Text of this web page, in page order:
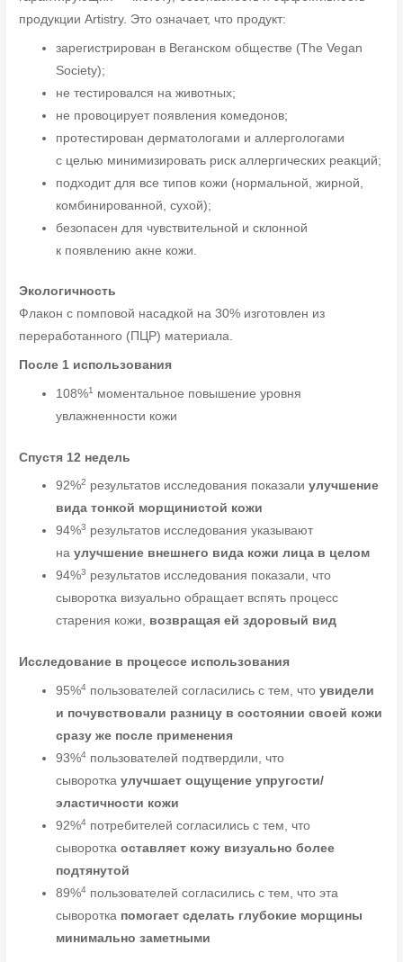
продукции Artistry. Это означает, что продукт:
зарегистрирован в Веганском обществе (The Vegan
Society);
не тестировался на животных;
не провоцирует появления комедонов;
протестирован дерматологами и аллергологами
с целью минимизировать риск аллергических реакций;
подходит для все типов кожи (нормальной, жирной,
комбинированной, сухой);
безопасен для чувствительной и склонной
к появлению акне кожи.
Экологичность
Флакон с помповой насадкой на 30% изготовлен из
переработанного (ПЦР) материала.
После 1 использования
108%1
моментальное повышение уровня
увлажненности кожи
Спустя 12 недель
92%2 результатов исследования показалиулучшение
вида тонкой морщинистой кожи
94%3 результатов исследования указывают
наулучшение внешнего вида кожи лица в целом
94%3 результатов исследования показали, что
сыворотка визуально обращает вспять процесс
старения кожи, возвращая ей здоровый вид
Исследование в процессе использования
95%4 пользователей согласились с тем, чтоувидели
и почувствовали разницу в состоянии своей кожи
сразу же после применения
93%4 пользователей подтвердили, что
сывороткаулучшает ощущение упругости/
эластичности кожи
92%4 потребителей согласились с тем, что
сывороткаоставляет кожу визуально более
подтянутой
89%4 пользователей согласились с тем, что эта
сыворотка помогает сделать глубокие морщины
минимально заметными